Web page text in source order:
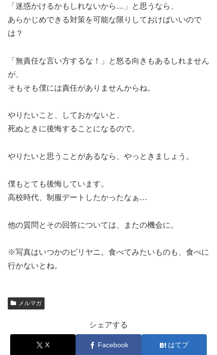
「迷惑かけるかもしれないから…」と思うなら、
あらかじめできる対策を可能な限りしておけばいいので
は？
「無責任な言い方するな！」と怒る向きもあるしれません
が、
そもそも僕には責任がありませんからね。
やりたいこと、しておかないと、
死ぬときに後悔することになるので。
やりたいと思うことがあるなら、やっときましょう。
僕もとても後悔しています。
高校時代、制服デートしたかったなぁ…
他の質問とその回答については、またの機会に。
※写真はいつかのビリヤニ。食べてみたいものも、食べに
行かないとね。
メルマガ
シェアする
X Facebook はてブ